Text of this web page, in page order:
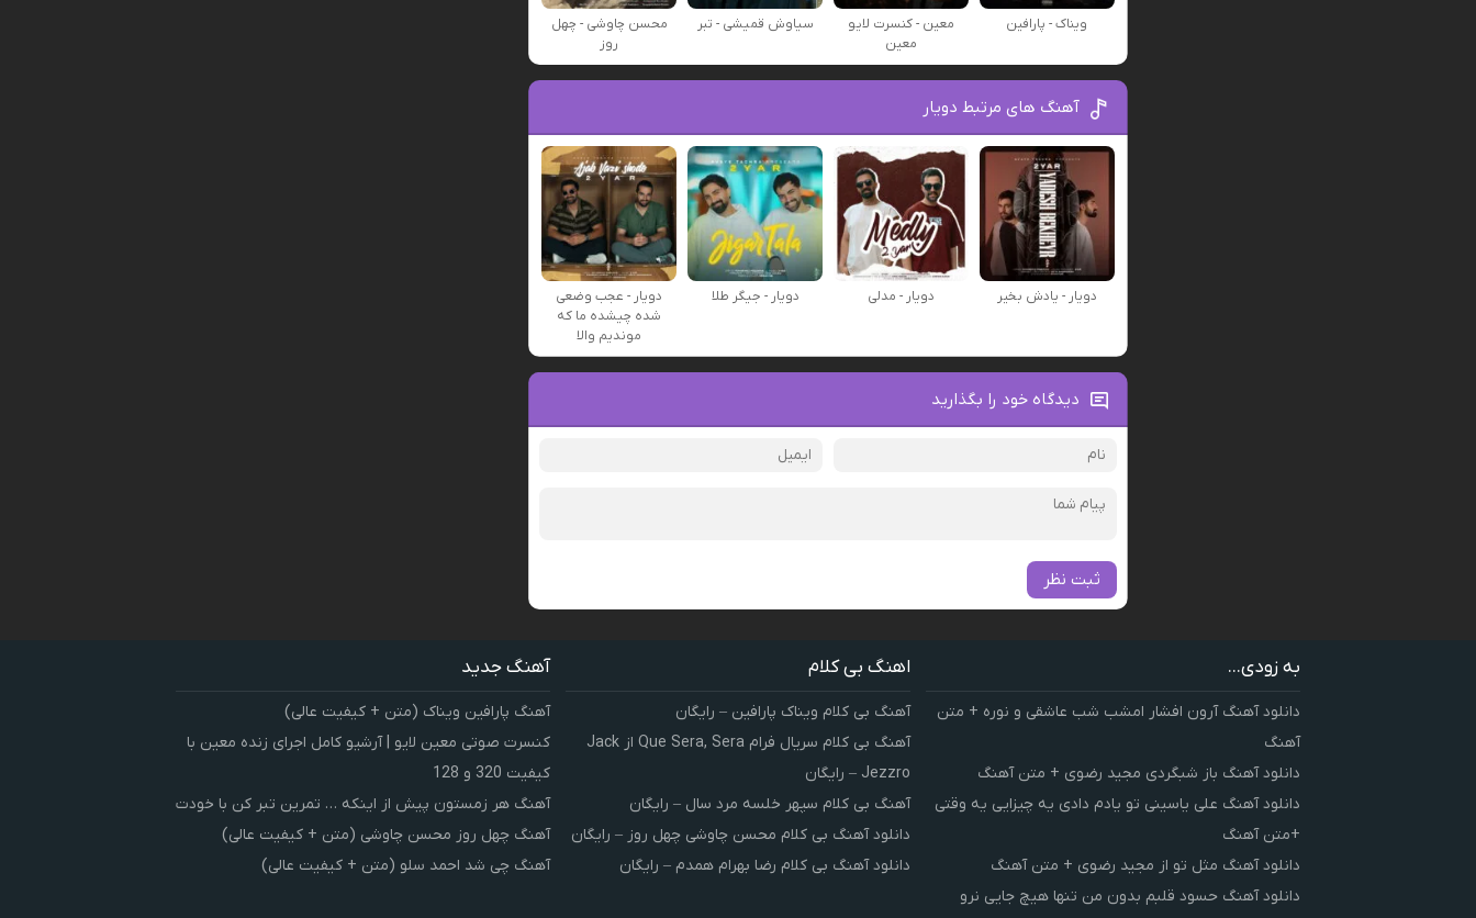
ویناک - پارافین
معین - کنسرت لایو
معین
سیاوش قمیشی - تبر
محسن چاوشی - چهل
روز
آهنگ های مرتبط دویار
دویار - یادش بخیر دویار - مدلی دویار - جیگر طلا
دویار - عجب وضعی
شده چیشده ما که
موندیم والا
دیدگاه خود را بگذارید
ثبت نظر
به زودی...
دانلود آهنگ آرون افشار امشب شب عاشقی و نوره + متن
آهنگ
دانلود آهنگ باز شبگردی مجید رضوی + متن آهنگ
دانلود آهنگ علی یاسینی تو یادم دادی یه چیزایی یه وقتی
+متن آهنگ
دانلود آهنگ مثل تو از مجید رضوی + متن آهنگ
دانلود آهنگ حسود قلبم بدون من تنها هیچ جایی نرو
اهنگ بی کلام
آهنگ بی کلام ویناک پارافین – رایگان
آهنگ بی کلام سریال فرام Que Sera, Sera از Jack
Jezzro – رایگان
آهنگ بی کلام سپهر خلسه مرد سال – رایگان
دانلود آهنگ بی کلام محسن چاوشی چهل روز – رایگان
دانلود آهنگ بی کلام رضا بهرام همدم – رایگان
آهنگ جدید
آهنگ پارافین ویناک (متن + کیفیت عالی)
کنسرت صوتی معین لایو | آرشیو کامل اجرای زنده معین با
کیفیت 320 و 128
آهنگ هر زمستون پیش از اینکه … تمرین تبر کن با خودت
آهنگ چهل روز محسن چاوشی (متن + کیفیت عالی)
آهنگ چی شد احمد سلو (متن + کیفیت عالی)